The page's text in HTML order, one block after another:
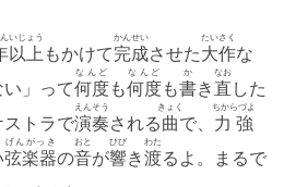
以上
いじょう
もかけて完成
かんせい
させた大作
たいさく
な
い」って何度
なんど
も何度
なんど
も書
か
き 直
なお
した
ストラで演奏
えんそう
される曲
きょく
で、 力強
ちからづよ
弦楽器
げんがっき
の音
おと
が響
ひび
き渡
わた
るよ。まるで